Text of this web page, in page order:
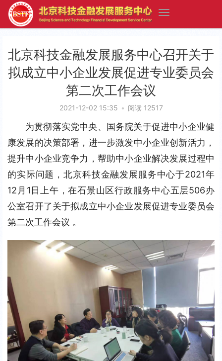
北京科技金融发展服务中心召开关于
拟成立中小企业发展促进专业委员会
第二次工作会议
2021-12-02 15:35 • 阅读 12517
为贯彻落实党中央、国务院关于促进中小企业健
康发展的决策部署，进一步激发中小企业创新活力，
提升中小企业竞争力，帮助中小企业解决发展过程中
的实际问题，北京科技金融发展服务中心于2021年
12月1日上午，在石景山区行政服务中心五层506办
公室召开了关于拟成立中小企业发展促进专业委员会
第二次工作会议 。